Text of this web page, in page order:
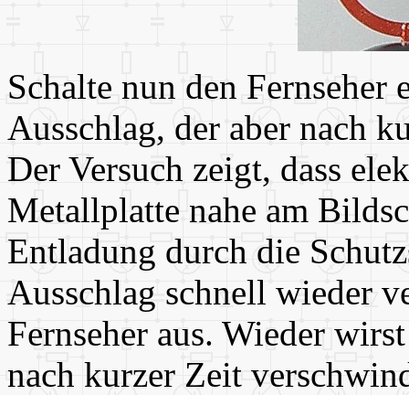
Schalte nun den
Ausschlag, der aber nach
Der Versuch zeigt, dass
Metallplatte nahe am
Entladung durch die
Ausschlag schnell wieder
Fernseher aus. Wieder
nach kurzer Zeit